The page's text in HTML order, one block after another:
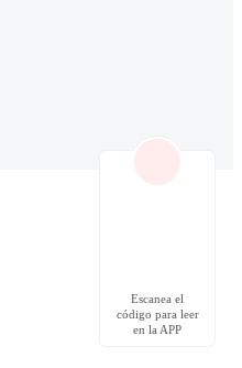
Escanea el
código para leer
en la APP